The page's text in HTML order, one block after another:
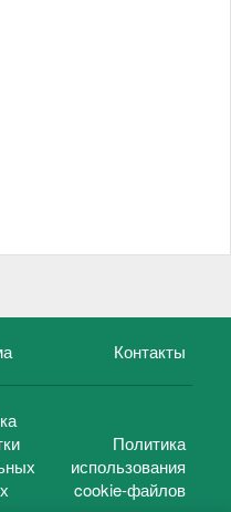
Контакты
Политика
использования
cookie-файлов